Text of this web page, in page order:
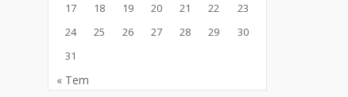
17
18 19 20 21 22
23
24
25 26 27 28 29
30
31
« Tem